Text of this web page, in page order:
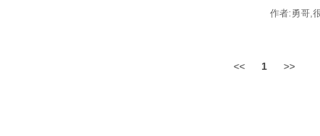
作者:勇哥,
<< 1 >>